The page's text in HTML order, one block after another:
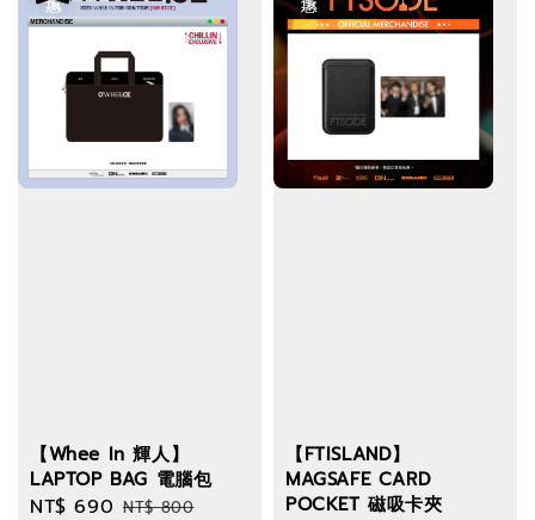
【Whee In 輝人】
LAPTOP BAG 電腦包
Sale
NT$ 690 Regular
NT$ 800
【FTISLAND】
MAGSAFE CARD
POCKET 磁吸卡夾